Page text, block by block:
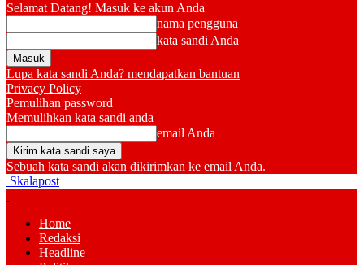
Selamat Datang! Masuk ke akun Anda
nama pengguna
kata sandi Anda
Lupa kata sandi Anda? mendapatkan bantuan
Privacy Policy
Pemulihan password
Memulihkan kata sandi anda
email Anda
Sebuah kata sandi akan dikirimkan ke email Anda.
Skalapost
Home
Redaksi
Headline